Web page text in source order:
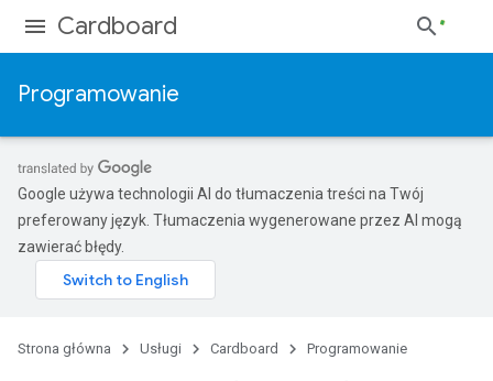
Cardboard
Programowanie
Google używa technologii AI do tłumaczenia treści na Twój
preferowany język. Tłumaczenia wygenerowane przez AI mogą
zawierać błędy.
Strona główna Usługi Cardboard Programowanie